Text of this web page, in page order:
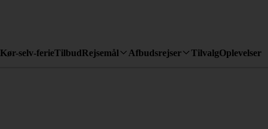
Kør-selv-ferieTilbudRejsemål Afbudsrejser TilvalgOplevelser